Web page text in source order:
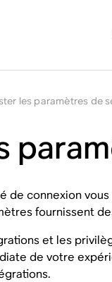
les paramètres de
de connexion
fournissent
et les
de votre